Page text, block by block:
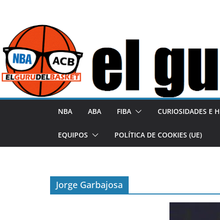
r
l
NBA ABA FIBA CURIOSIDADES E
EQUIPOS POLÍTICA DE COOKIES (UE)
Jorge Garbajosa